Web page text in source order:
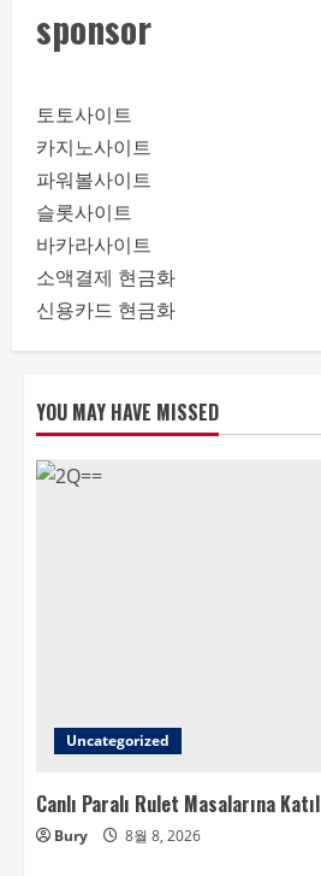
sponsor
토토사이트
카지노사이트
파워볼사이트
슬롯사이트
바카라사이트
소액결제 현금화
신용카드 현금화
YOU MAY HAVE MISSED
Uncategorized
Canlı Paralı Rulet Masalarına Katıl
Bury 8월 8, 2026